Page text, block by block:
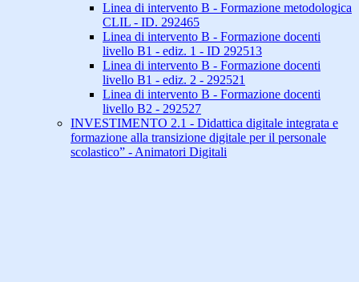
Linea di intervento B - Formazione metodologica
CLIL - ID. 292465
Linea di intervento B - Formazione docenti
livello B1 - ediz. 1 - ID 292513
Linea di intervento B - Formazione docenti
livello B1 - ediz. 2 - 292521
Linea di intervento B - Formazione docenti
livello B2 - 292527
INVESTIMENTO 2.1 - Didattica digitale integrata e
formazione alla transizione digitale per il personale
scolastico” - Animatori Digitali